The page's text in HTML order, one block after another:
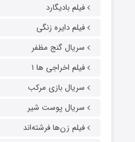
فیلم بادیگارد
فیلم دایره زنگی
سریال گنج مظفر
فیلم اخراجی ها ۱
سریال بازی مرکب
سریال پوست شیر
فیلم زن‌ها فرشته‌اند